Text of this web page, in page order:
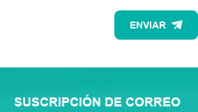
ENVIAR
SUSCRIPCIÓN DE CORREO